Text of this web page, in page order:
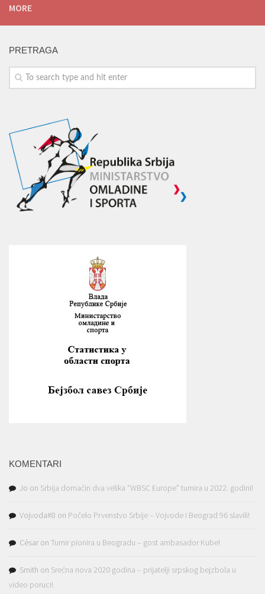
MORE
PRETRAGA
KOMENTARI
Jo on Srbija domaćin dva velika “WBSC Europe” turnira u 2022. godini!
Vojvoda#8 on Počelo Prvenstvo Srbije – Vojvode i Beograd 96 slavili!
César on Turnir pionira u Beogradu – gost ambasador Kube!
Smith on Srećna nova 2020 godina – prijatelji srpskog bejzbola u
video poruci!